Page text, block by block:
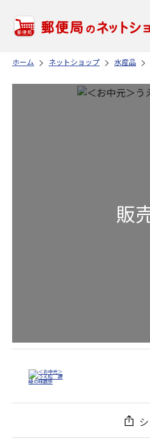
ホーム ネットショップ 水産品